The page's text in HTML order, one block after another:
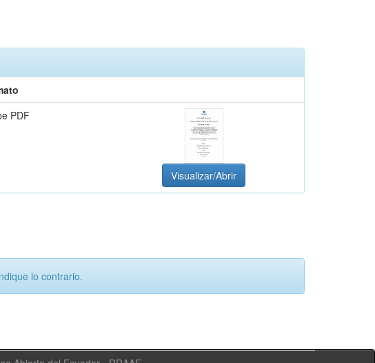
PDF
Visualizar/Abrir
lo contrario.